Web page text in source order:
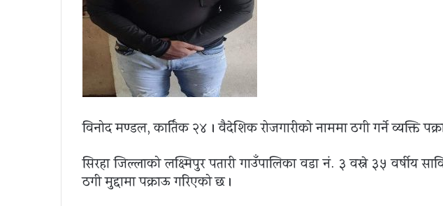
विनोद मण्डल, कार्तिक २४ । वैदेशिक रोजगारीको नाममा ठगी गर्ने व्यक्ति
सिरहा जिल्लाको लक्ष्मिपुर पतारी गाउँपालिका वडा नं. ३ वस्ने ३५ वर्षीय
ठगी मुद्दामा पक्राऊ गरिएको छ ।